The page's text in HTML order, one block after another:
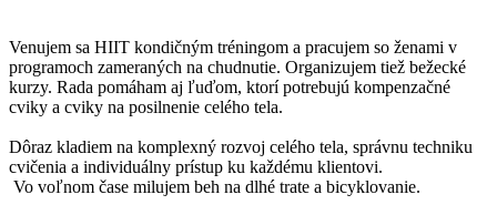
Venujem sa HIIT kondičným tréningom a pracujem so ženami v
programoch zameraných na chudnutie. Organizujem tiež bežecké
kurzy. Rada pomáham aj ľuďom, ktorí potrebujú kompenzačné
cviky a cviky na posilnenie celého tela.
Dôraz kladiem na komplexný rozvoj celého tela, správnu techniku
cvičenia a individuálny prístup ku každému klientovi.
Vo voľnom čase milujem beh na dlhé trate a bicyklovanie.